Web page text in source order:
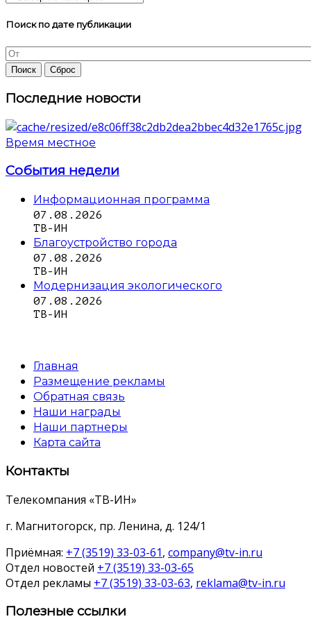
Поиск по дате публикации
Последние новости
Время местное
События недели
Информационная программа
07.08.2026
ТВ-ИН
Благоустройство города
07.08.2026
ТВ-ИН
Модернизация экологического
07.08.2026
ТВ-ИН
Главная
Размещение рекламы
Обратная связь
Наши награды
Наши партнеры
Карта сайта
Контакты
Телекомпания «ТВ-ИН»
г. Магнитогорск, пр. Ленина, д. 124/1
Приёмная: +7 (3519) 33-03-61, company@tv-in.ru
Отдел новостей +7 (3519) 33-03-65
Отдел рекламы +7 (3519) 33-03-63, reklama@tv-in.ru
Полезные ссылки